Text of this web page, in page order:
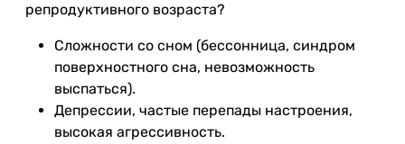
репродуктивного возраста?
Сложности со сном (бессонница, синдром
поверхностного сна, невозможность
выспаться).
Депрессии, частые перепады настроения,
высокая агрессивность.